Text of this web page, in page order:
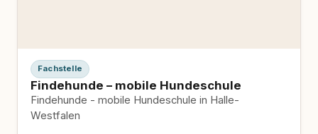
Fachstelle
Findehunde – mobile Hundeschule
Findehunde - mobile Hundeschule in Halle-
Westfalen